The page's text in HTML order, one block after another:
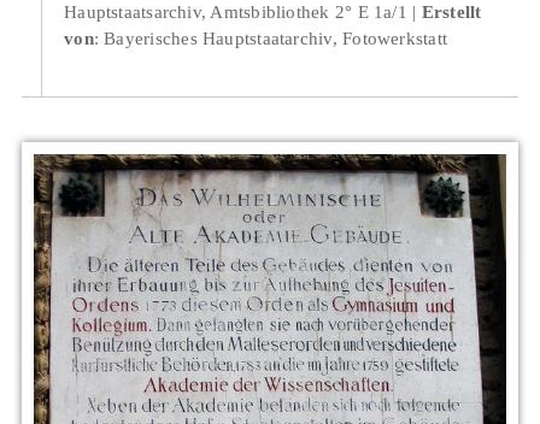
Hauptstaatsarchiv, Amtsbibliothek 2° E 1a/1
Erstellt
von: Bayerisches Hauptstaatarchiv, Fotowerkstatt